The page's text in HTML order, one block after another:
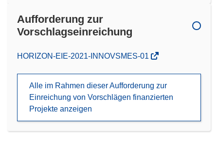
Aufforderung zur
Vorschlagseinreichung
(öffnet
Fenster)
HORIZON-EIE-2021-INNOVSMES-01
Alle im Rahmen dieser Aufforderung zur
Einreichung von Vorschlägen finanzierten
Projekte anzeigen